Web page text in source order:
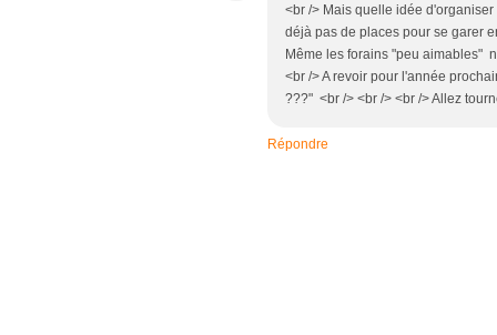
<br /> Mais quelle idée
déjà pas de places pour se garer
Même les forains "peu aimables"
<br /> A revoir pour l'année
???" <br /> <br /> <br /> Allez
Répondre